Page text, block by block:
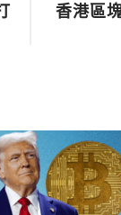
香港區